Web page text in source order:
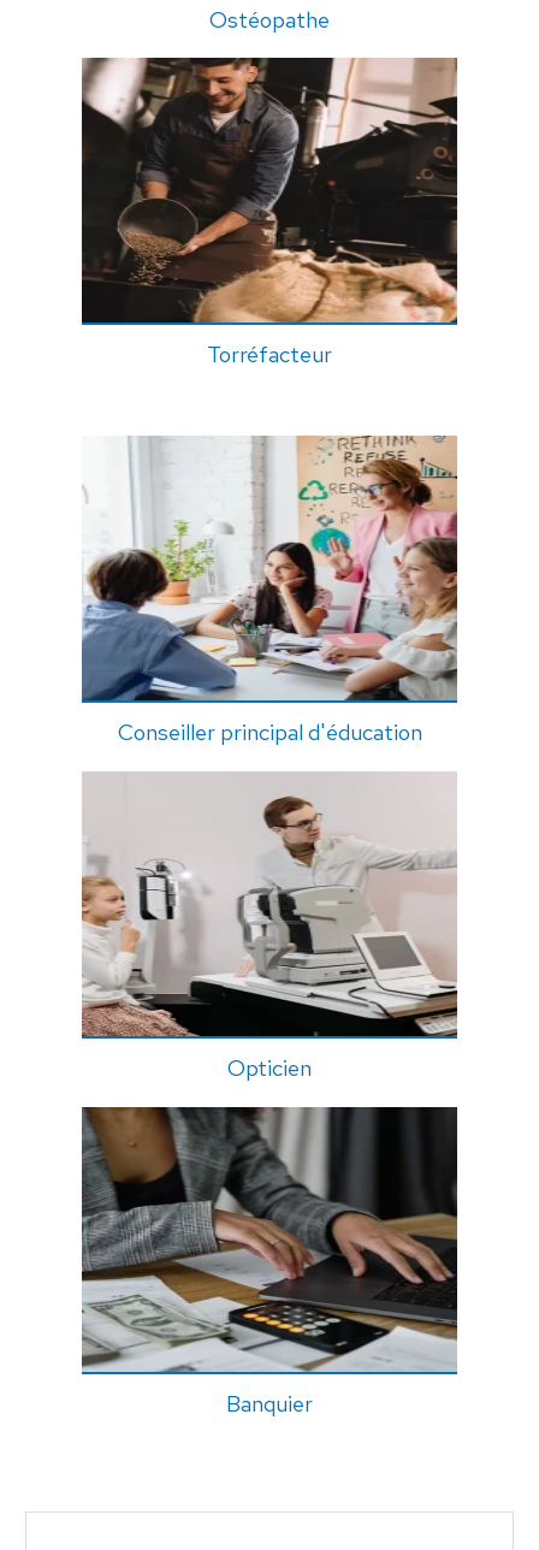
Ostéopathe
Torréfacteur
Conseiller principal d'éducation
Opticien
Banquier